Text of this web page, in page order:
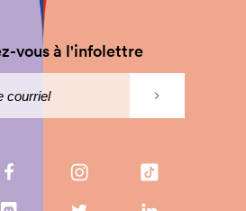
vous à l'infolettre